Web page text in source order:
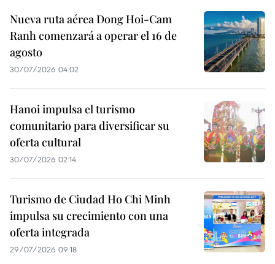
Nueva ruta aérea Dong Hoi-Cam
Ranh comenzará a operar el 16 de
agosto
30/07/2026 04:02
Hanoi impulsa el turismo
comunitario para diversificar su
oferta cultural
30/07/2026 02:14
Turismo de Ciudad Ho Chi Minh
impulsa su crecimiento con una
oferta integrada
29/07/2026 09:18